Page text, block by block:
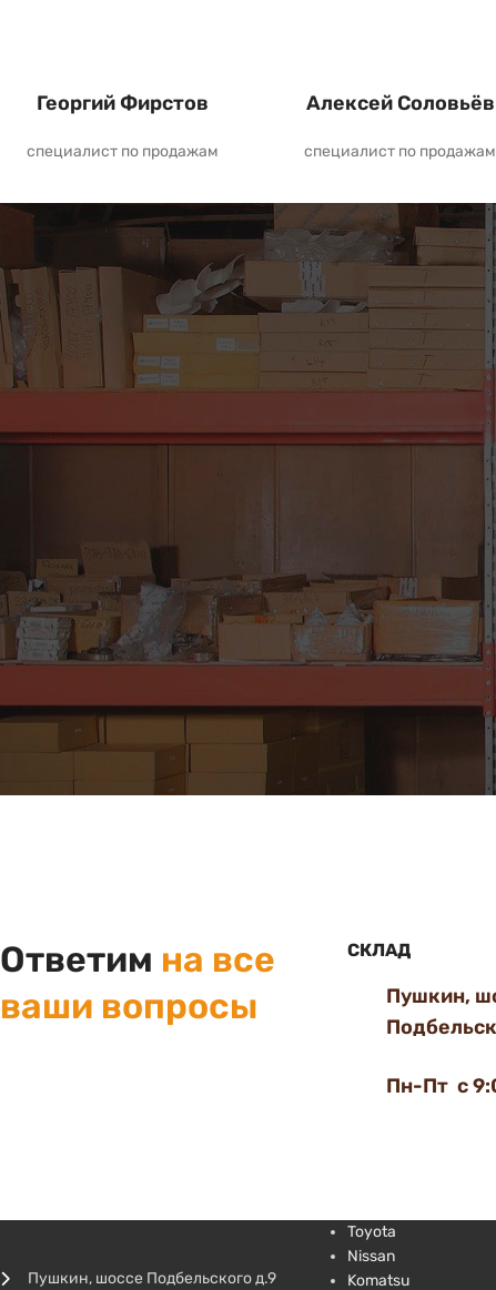
Георгий Фирстов
специалист по продажам
Алексей Соловьёв
специалист по продажам
Ответим на все
ваши вопросы
СКЛАД
Пушкин,
Пн-Пт с
Пушкин, шоссе Подбельского д.9
Toyota
Nissan
Komatsu